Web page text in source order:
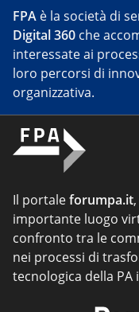
FPA è la società di
Digital 360 che
interessate ai
loro percorsi di
organizzativa.
Il portaleforumpa.it
importante luogo
confronto tra le
nei processi di
tecnologica della PA